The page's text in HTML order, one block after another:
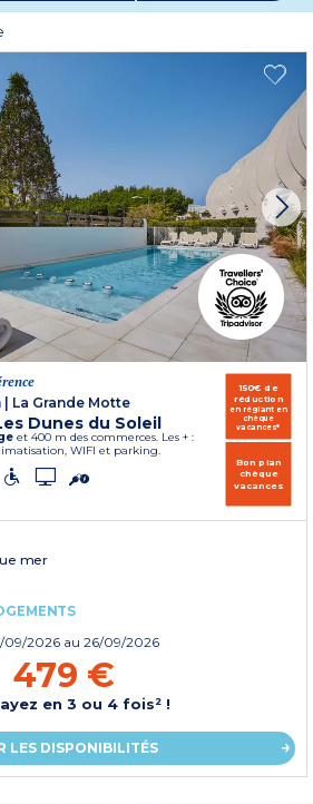
et explorez le Luberon avec ses
Sud. Évasion garantie
La Grande Motte
Dunes du Soleil
et 400 m des commerces. Les + :
WIFI et parking.
150€ de
réduction
en réglant en
chèque
vacances*
Bon plan
chèque
vacances
mer
09/2026 au 26/09/2026
479 €
en 3 ou 4 fois² !
LES DISPONIBILITÉS